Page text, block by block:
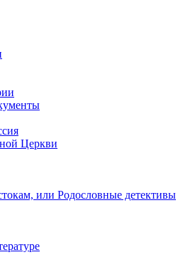
Церкви
или Родословные детективы